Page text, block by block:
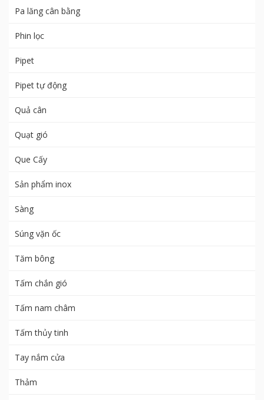
Pa lăng cân bằng
Phin lọc
Pipet
Pipet tự động
Quả cân
Quạt gió
Que Cấy
Sản phẩm inox
Sàng
Súng vặn ốc
Tăm bông
Tấm chắn gió
Tấm nam châm
Tấm thủy tinh
Tay nắm cửa
Thảm